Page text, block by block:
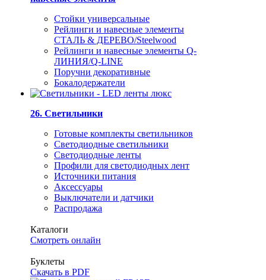
Стойки универсальные
Рейлинги и навесные элементы
СТАЛЬ & ДЕРЕВО/Steelwood
Рейлинги и навесные элементы Q-
ЛИНИЯ/Q-LINE
Поручни декоративные
Бокалодержатели
26. Светильники
Готовые комплекты светильников
Светодиодные светильники
Светодиодные ленты
Профили для светодиодных лент
Источники питания
Аксессуары
Выключатели и датчики
Распродажа
Каталоги
Смотреть онлайн
Буклеты
Скачать в PDF